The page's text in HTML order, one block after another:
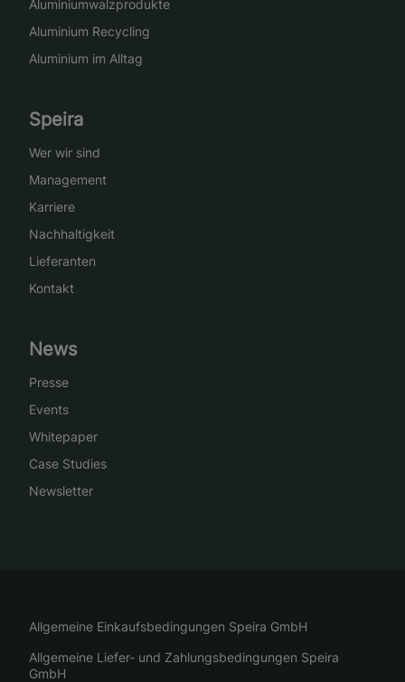
Aluminiumwalzprodukte
Aluminium Recycling
Aluminium im Alltag
Speira
Wer wir sind
Management
Karriere
Nachhaltigkeit
Lieferanten
Kontakt
News
Presse
Events
Whitepaper
Case Studies
Newsletter
Allgemeine Einkaufsbedingungen Speira GmbH
Allgemeine Liefer- und Zahlungsbedingungen Speira
GmbH